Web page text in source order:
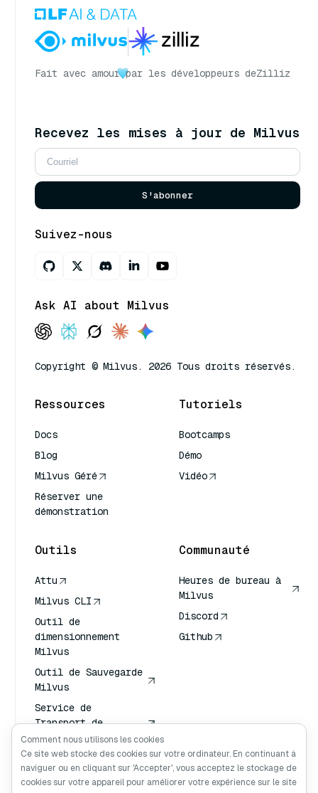
Fait avec amour par les développeurs deZilliz
Recevez les mises à jour de Milvus
S'abonner
Suivez-nous
Ask AI about Milvus
Copyright © Milvus. 2026 Tous droits réservés.
Ressources
Docs
Blog
Milvus Géré
Réserver une
démonstration
Tutoriels
Bootcamps
Démo
Vidéo
Outils
Attu
Milvus CLI
Outil de
dimensionnement
Milvus
Outil de Sauvegarde
Milvus
Service de
Transport de
Vecteurs (VTS)
Chercheur en
profondeur
Communauté
Heures de bureau à
Milvus
Discord
Github
Comment nous utilisons les cookies
Ce site web stocke des cookies sur votre ordinateur. En continuant à
naviguer ou en cliquant sur 'Accepter', vous acceptez le stockage de
cookies sur votre appareil pour améliorer votre expérience sur le site